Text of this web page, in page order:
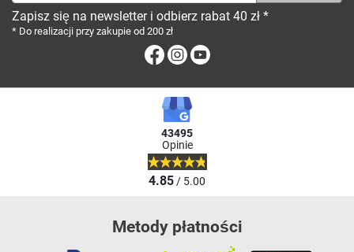
Zapisz się na newsletter i odbierz rabat 40 zł *
* Do realizacji przy zakupie od 200 zł
FacebookInstagram
43495
Opinie
4.85/ 5.00
Metody płatności